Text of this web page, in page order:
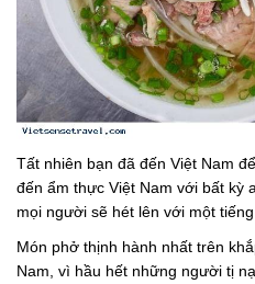
Tất nhiên bạn đã đến Việt Nam
đến ẩm thực Việt Nam với bất kỳ
mọi người sẽ hét lên với một tiếng
Món phở thịnh hành nhất trên
Nam, vì hầu hết những người tị